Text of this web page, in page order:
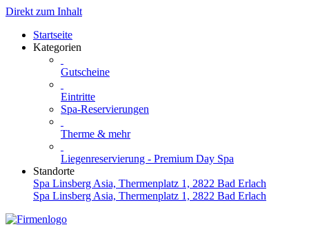
Direkt zum Inhalt
Startseite
Kategorien
Gutscheine
Eintritte
Spa-Reservierungen
Therme & mehr
Liegenreservierung - Premium Day Spa
Standorte
Spa Linsberg Asia, Thermenplatz 1, 2822 Bad Erlach
Spa Linsberg Asia, Thermenplatz 1, 2822 Bad Erlach